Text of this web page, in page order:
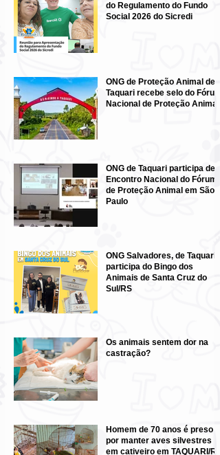
do Regulamento do Fundo
Social 2026 do Sicredi
ONG de Proteção Animal de
Taquari recebe selo do Fórum
Nacional de Proteção Animal
ONG de Taquari participa de
Encontro Nacional do Fórum
de Proteção Animal em São
Paulo
ONG Salvadores, de Taquari,
participa do Bingo dos
Animais de Santa Cruz do
Sul/RS
Os animais sentem dor na
castração?
Homem de 70 anos é preso
por manter aves silvestres
em cativeiro em TAQUARI/RS